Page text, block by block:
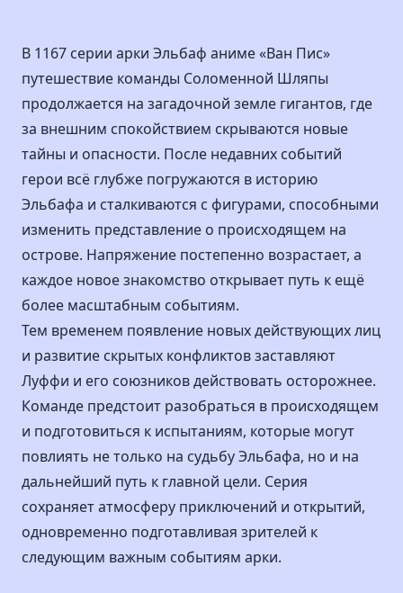
В 1167 серии арки Эльбаф аниме «Ван Пис»
путешествие команды Соломенной Шляпы
продолжается на загадочной земле гигантов, где
за внешним спокойствием скрываются новые
тайны и опасности. После недавних событий
герои всё глубже погружаются в историю
Эльбафа и сталкиваются с фигурами, способными
изменить представление о происходящем на
острове. Напряжение постепенно возрастает, а
каждое новое знакомство открывает путь к ещё
более масштабным событиям.
Тем временем появление новых действующих лиц
и развитие скрытых конфликтов заставляют
Луффи и его союзников действовать осторожнее.
Команде предстоит разобраться в происходящем
и подготовиться к испытаниям, которые могут
повлиять не только на судьбу Эльбафа, но и на
дальнейший путь к главной цели. Серия
сохраняет атмосферу приключений и открытий,
одновременно подготавливая зрителей к
следующим важным событиям арки.